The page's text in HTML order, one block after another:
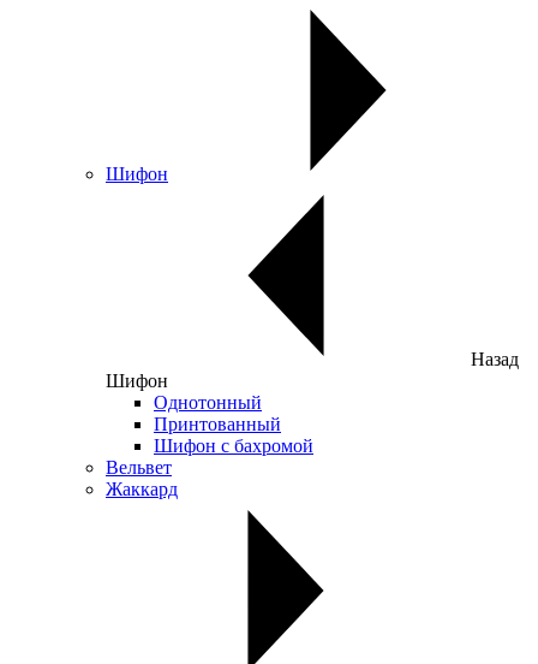
Шифон
Назад
Шифон
Однотонный
Принтованный
Шифон с бахромой
Вельвет
Жаккард